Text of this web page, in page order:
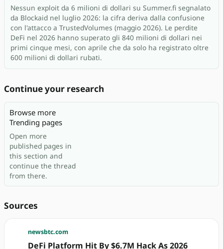
Nessun exploit da 6 milioni di dollari su Summer.fi segnalato
da Blockaid nel luglio 2026: la cifra deriva dalla confusione
con l'attacco a TrustedVolumes (maggio 2026). Le perdite
DeFi nel 2026 hanno superato gli 840 milioni di dollari nei
primi cinque mesi, con aprile che da solo ha registrato oltre
600 milioni di dollari rubati.
Continue your research
Browse more
Trending pages
Open more
published pages in
this section and
continue the thread
from there.
Sources
newsbtc.com
DeFi Platform Hit By $6.7M Hack As 2026